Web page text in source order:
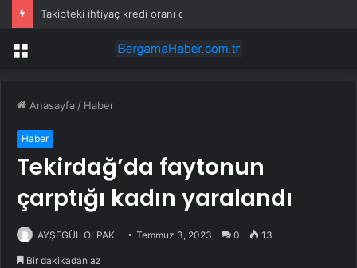
Takipteki ihtiyaç kredi oranı dokuz yılın zirvesinde
Menü
Anasayfa / Haber
Haber
Tekirdağ’da faytonun
çarptığı kadın yaralandı
AYŞEGÜL OLPAK Temmuz 3, 2023 0 13
Bir dakikadan az